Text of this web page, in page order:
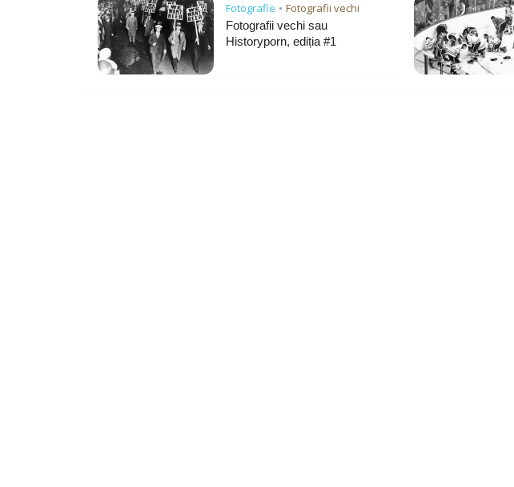
Fotografie • Fotografii vechi
Fotografii vechi sau
Historyporn, ediția #1